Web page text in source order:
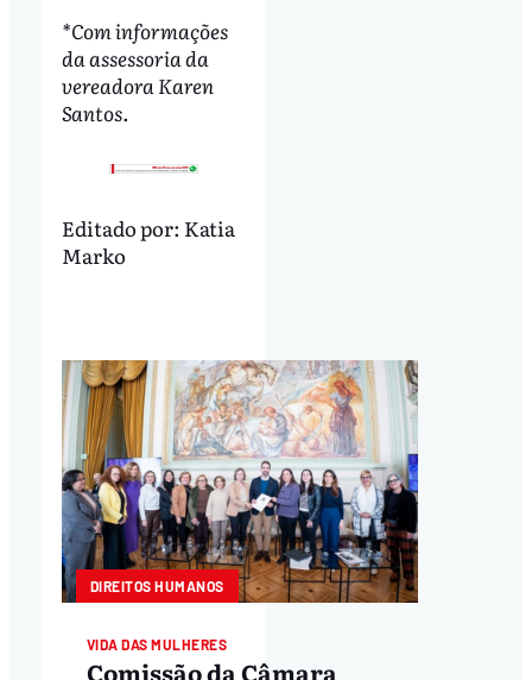
*Com informações
da assessoria da
vereadora Karen
Santos.
Editado por: Katia
Marko
DIREITOS HUMANOS
VIDA DAS MULHERES
Comissão da Câmara